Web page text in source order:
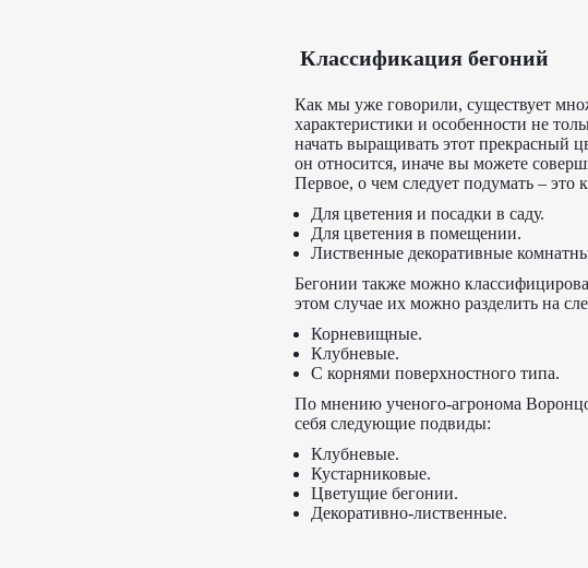
Классификация бегоний
Как мы уже говорили, существует
характеристики и особенности не
начать выращивать этот прекрасный
он относится, иначе вы можете
Первое, о чем следует подумать –
Для цветения и посадки в саду.
Для цветения в помещении.
Лиственные декоративные
Бегонии также можно
этом случае их можно разделить на
Корневищные.
Клубневые.
С корнями поверхностного типа.
По мнению ученого-агронома
себя следующие подвиды:
Клубневые.
Кустарниковые.
Цветущие бегонии.
Декоративно-лиственные.